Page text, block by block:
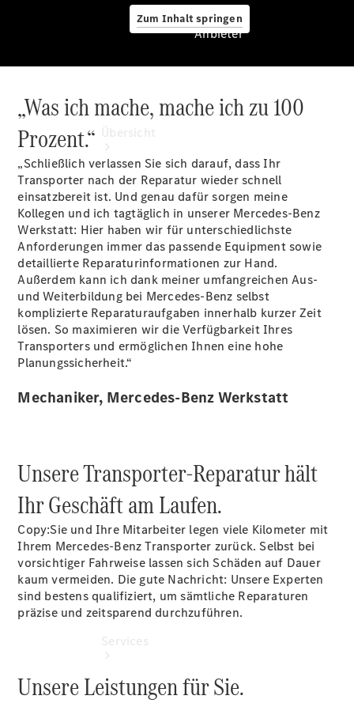
Zum Inhalt springen
Anbieter
Startseite
Ansprechpartner
finden
Probefahrt
vereinbaren
Beratung
vereinbaren
vereinbaren
Servicetermin
0
Anbieter
„Was ich mache, mache ich zu 100
Prozent.“
„Schließlich verlassen Sie sich darauf, dass Ihr
Transporter nach der Reparatur wieder schnell
einsatzbereit ist. Und genau dafür sorgen meine
Kollegen und ich tagtäglich in unserer Mercedes-Benz
Werkstatt: Hier haben wir für unterschiedlichste
Anforderungen immer das passende Equipment sowie
detaillierte Reparaturinformationen zur Hand.
Außerdem kann ich dank meiner umfangreichen Aus-
und Weiterbildung bei Mercedes-Benz selbst
komplizierte Reparaturaufgaben innerhalb kurzer Zeit
lösen. So maximieren wir die Verfügbarkeit Ihres
Transporters und ermöglichen Ihnen eine hohe
Planungssicherheit.“
Mechaniker, Mercedes-Benz Werkstatt
Unsere Transporter-Reparatur hält
Ihr Geschäft am Laufen.
Copy:Sie und Ihre Mitarbeiter legen viele Kilometer mit
Ihrem Mercedes-Benz Transporter zurück. Selbst bei
vorsichtiger Fahrweise lassen sich Schäden auf Dauer
kaum vermeiden. Die gute Nachricht: Unsere Experten
sind bestens qualifiziert, um sämtliche Reparaturen
präzise und zeitsparend durchzuführen.
Unsere Leistungen für Sie.